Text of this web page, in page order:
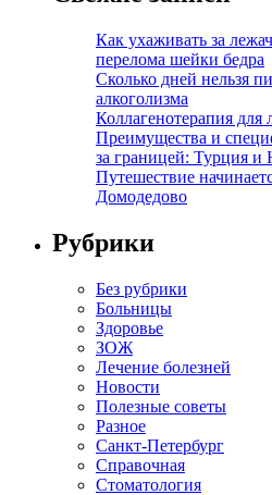
Как ухаживать за
перелома шейки бедра
Сколько дней нельзя
алкоголизма
Коллагенотерапия для
Преимущества и
за границей: Турция
Путешествие
Домодедово
Рубрики
Без рубрики
Больницы
Здоровье
ЗОЖ
Лечение болезней
Новости
Полезные советы
Разное
Санкт-Петербург
Справочная
Стоматология